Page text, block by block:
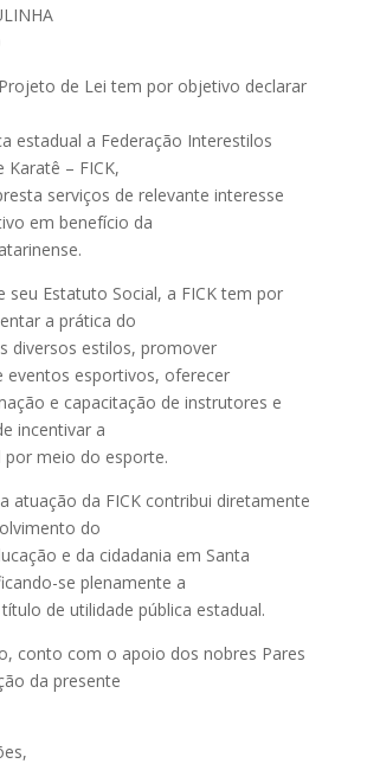
de Lei tem por objetivo declarar
estadual a Federação Interestilos
Karatê – FICK,
serviços de relevante interesse
em benefício da
seu Estatuto Social, a FICK tem por
a prática do
diversos estilos, promover
eventos esportivos, oferecer
e capacitação de instrutores e
incentivar a
por meio do esporte.
atuação da FICK contribui diretamente
do
e da cidadania em Santa
se plenamente a
de utilidade pública estadual.
conto com o apoio dos nobres Pares
da presente